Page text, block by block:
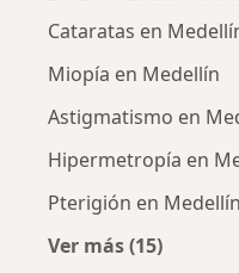
Cataratas en
Miopía en Medellín
Astigmatismo en
Hipermetropía en
Pterigión en Medellín
Ver más (15)